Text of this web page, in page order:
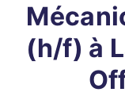
(h/f) à